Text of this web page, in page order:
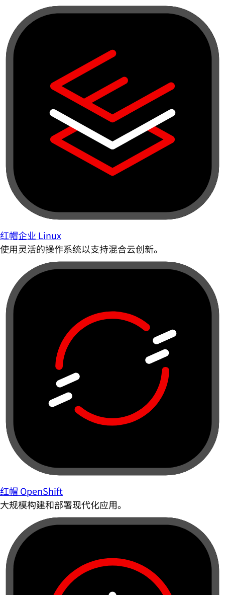
红帽企业 Linux
使用灵活的操作系统以支持混合云创新。
红帽 OpenShift
大规模构建和部署现代化应用。